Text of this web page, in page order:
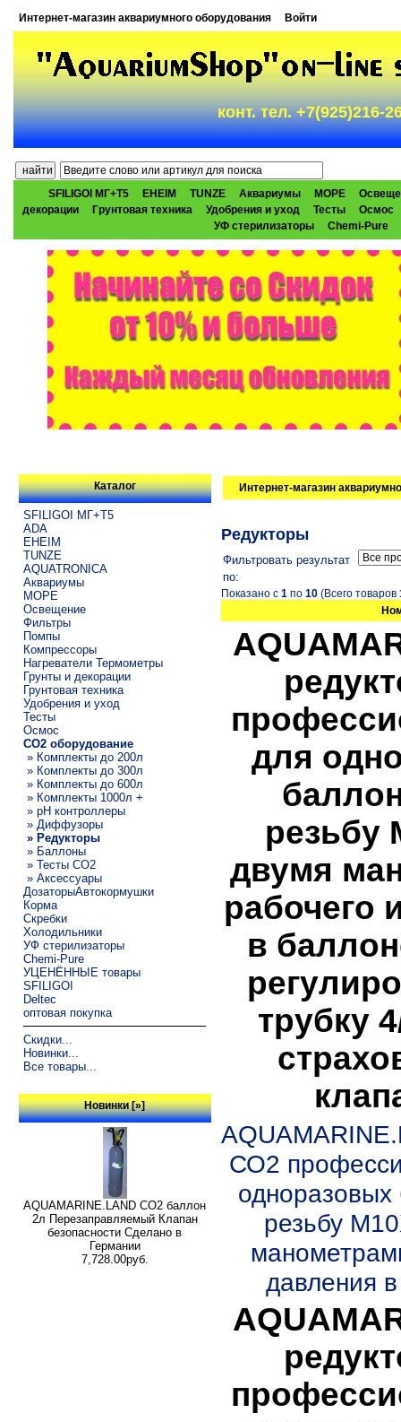
Интернет-магазин аквариумного оборудования Войти
конт. тел. +7(925)216-
SFILIGOI МГ+Т5 EHEIM TUNZE Аквариумы МОРЕ
декорации
Грунтовая техника Удобрения и уход Тесты
Осмос
УФ стерилизаторы
Chemi-Pure
Каталог
SFILIGOI МГ+Т5
ADA
EHEIM
TUNZE
AQUATRONICA
Аквариумы
МОРЕ
Освещение
Фильтры
Помпы
Компрессоры
Нагреватели Термометры
Грунты и декорации
Грунтовая техника
Удобрения и уход
Тесты
Осмос
CO2 оборудование
» Комплекты до 200л
» Комплекты до 300л
» Комплекты до 600л
» Комплекты 1000л +
» pH контроллеры
» Диффузоры
» Редукторы
» Баллоны
» Тесты CO2
» Аксессуары
ДозаторыАвтокормушки
Корма
Скребки
Холодильники
УФ стерилизаторы
Chemi-Pure
УЦЕНЁННЫЕ товары
SFILIGOI
Deltec
оптовая покупка
Скидки...
Новинки...
Все товары...
Новинки [»]
AQUAMARINE.LAND CO2 баллон
2л Перезаправляемый Клапан
безопасности Сделано в
Германии
7,728.00руб.
Интернет-магазин
Редукторы
Фильтровать результат
по:
Показано с 1по 10(Всего товаров
для
резьбу
двумя
рабочего
в
трубку
СО2
одноразовых
резьбу
давления